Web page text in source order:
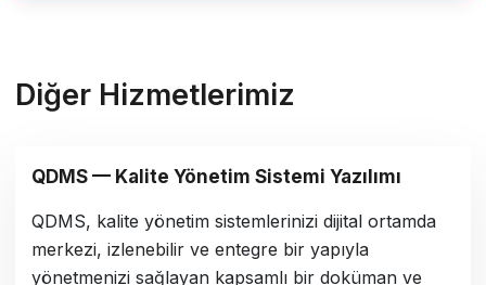
Diğer Hizmetlerimiz
QDMS — Kalite Yönetim Sistemi Yazılımı
QDMS, kalite yönetim sistemlerinizi dijital ortamda
merkezi, izlenebilir ve entegre bir yapıyla
yönetmenizi sağlayan kapsamlı bir doküman ve